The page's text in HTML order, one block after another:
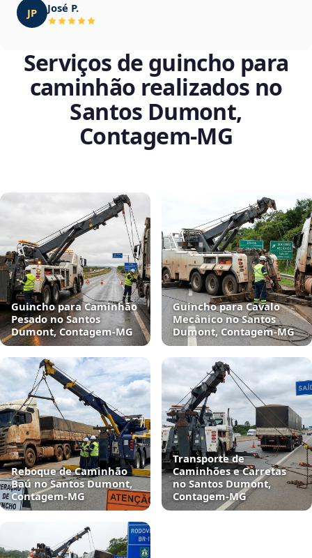
JP José P.
Serviços de guincho para
caminhão realizados no
Santos Dumont,
Contagem‑MG
Guincho para Caminhão
Pesado no Santos
Dumont, Contagem‑MG
Guincho para Cavalo
Mecânico no Santos
Dumont, Contagem‑MG
Reboque de Caminhão
Baú no Santos Dumont,
Contagem‑MG
Transporte de
Caminhões e Carretas
no Santos Dumont,
Contagem‑MG